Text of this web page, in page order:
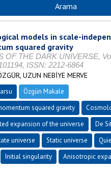
models in scale-
squared gravity
OF THE DARK UNIVERSE,
ISSN: 2212-6864
UZUN NEBİYE MERVE
Özgün Makale
squared gravity
expansion of the universe
De
universe
Static universe
Initial singularity Anisotropic